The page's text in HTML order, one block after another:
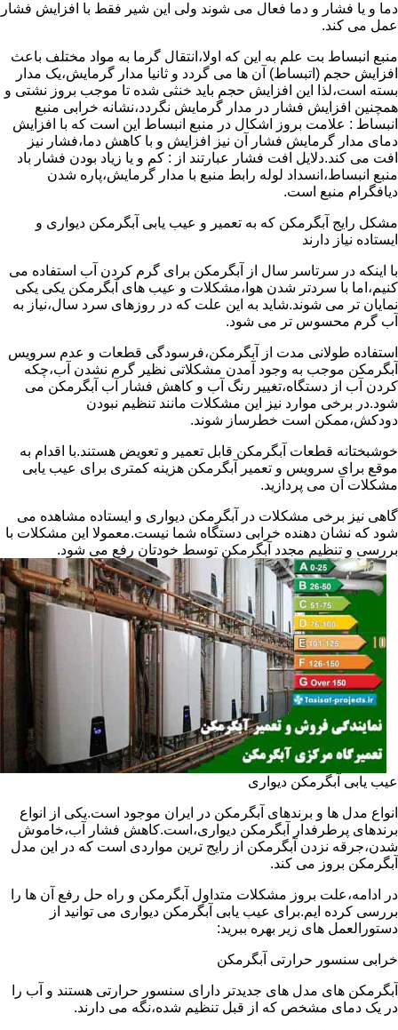
دما و یا فشار و دما فعال می شوند ولی این شیر فقط با افزایش فشار
عمل می کند.
منبع انبساط بت علم به این که اولا،انتقال گرما به مواد مختلف باعث
افزایش حجم (اتبساط) آن ها می گردد و ثانیا مدار گرمایش،یک مدار
بسته است،لذا این افزایش حجم باید خنثی شده تا موجب بروز نشتی و
همچنین افزایش فشار در مدار گرمایش نگردد،نشانه خرابی منبع
انبساط : علامت بروز اشکال در منبع انبساط این است که با افزایش
دمای مدار گرمایش فشار آن نیز افزایش و با کاهش دما،فشار نیز
افت می کند.دلایل افت فشار عبارتند از : کم و یا زیاد بودن فشار باد
منبع انبساط،انسداد لوله رابط منبع با مدار گرمایش،پاره شدن
دیافگرام منبع است.
مشکل رایج آبگرمکن که به تعمیر و عیب یابی آبگرمکن دیواری و
ایستاده نیاز دارند
با اینکه در سرتاسر سال از آبگرمکن برای گرم کردن آب استفاده می
کنیم،اما با سردتر شدن هوا،مشکلات و عیب های آبگرمکن یکی یکی
نمایان تر می شوند.شاید به این علت که در روزهای سرد سال،نیاز به
آب گرم محسوس تر می شود.
استفاده طولانی مدت از آبگرمکن،فرسودگی قطعات و عدم سرویس
آبگرمکن موجب به وجود آمدن مشکلاتی نظیر گرم نشدن آب،چکه
کردن آب از دستگاه،تغییر رنگ آب و کاهش فشار آب آبگرمکن می
شود.در برخی موارد نیز این مشکلات مانند تنظیم نبودن
دودکش،ممکن است خطرساز شوند.
خوشبختانه قطعات آبگرمکن قابل تعمیر و تعویض هستند.با اقدام به
موقع برای سرویس و تعمیر آبگرمکن هزینه کمتری برای عیب یابی
مشکلات آن می پردازید.
گاهی نیز برخی مشکلات در آبگرمکن دیواری و ایستاده مشاهده می
شود که نشان دهنده خرابی دستگاه شما نیست.معمولا این مشکلات با
بررسی و تنظیم مجدد آبگرمکن توسط خودتان رفع می شود.
عیب یابی آبگرمکن دیواری
انواع مدل ها و برندهای آبگرمکن در ایران موجود است.یکی از انواع
برندهای پرطرفدار آبگرمکن دیواری،است.کاهش فشار آب،خاموش
شدن،جرقه نزدن آبگرمکن از رایج ترین مواردی است که در این مدل
آبگرمکن بروز می کند.
در ادامه،علت بروز مشکلات متداول آبگرمکن و راه حل رفع آن ها را
بررسی کرده ایم.برای عیب یابی آبگرمکن دیواری می توانید از
دستورالعمل های زیر بهره ببرید:
خرابی سنسور حرارتی آبگرمکن
آبگرمکن های مدل های جدیدتر دارای سنسور حرارتی هستند و آب را
در یک دمای مشخص که از قبل تنظیم شده،نگه می دارند.